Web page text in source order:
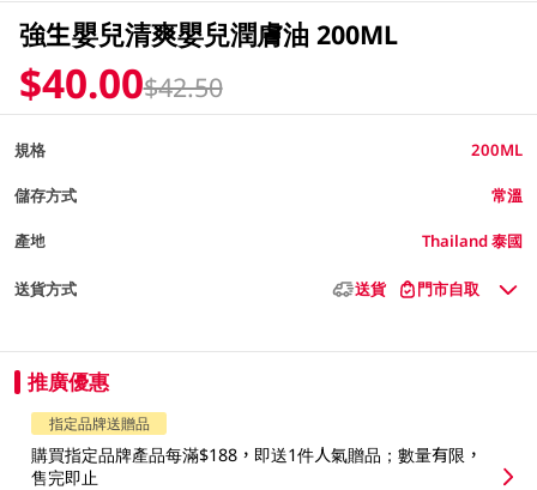
強生嬰兒清爽嬰兒潤膚油 200ML
$40.00$42.50
規格 200ML
儲存方式 常溫
產地 Thailand 泰國
送貨方式 送貨 門市自取
推廣優惠
指定品牌送贈品
購買指定品牌產品每滿$188，即送1件人氣贈品；數量有限，
售完即止